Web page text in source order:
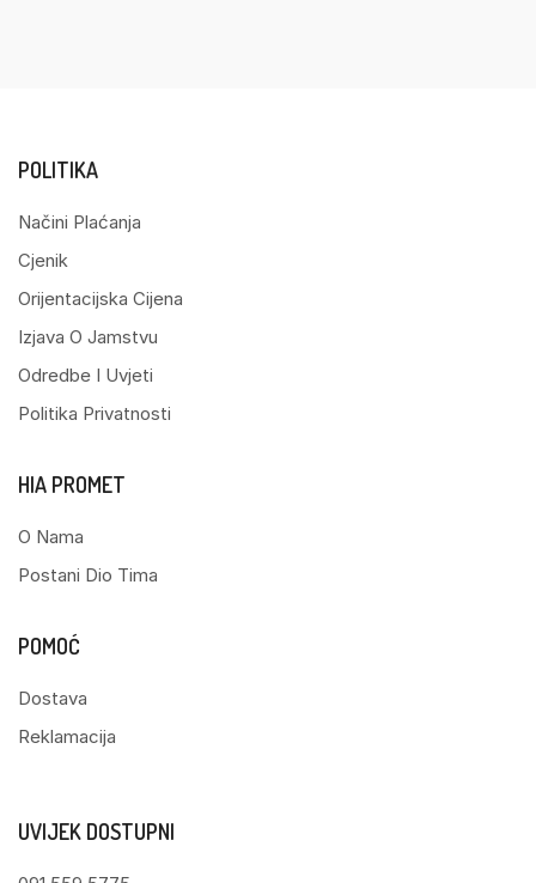
POLITIKA
Načini Plaćanja
Cjenik
Orijentacijska Cijena
Izjava O Jamstvu
Odredbe I Uvjeti
Politika Privatnosti
HIA PROMET
O Nama
Postani Dio Tima
POMOĆ
Dostava
Reklamacija
UVIJEK DOSTUPNI